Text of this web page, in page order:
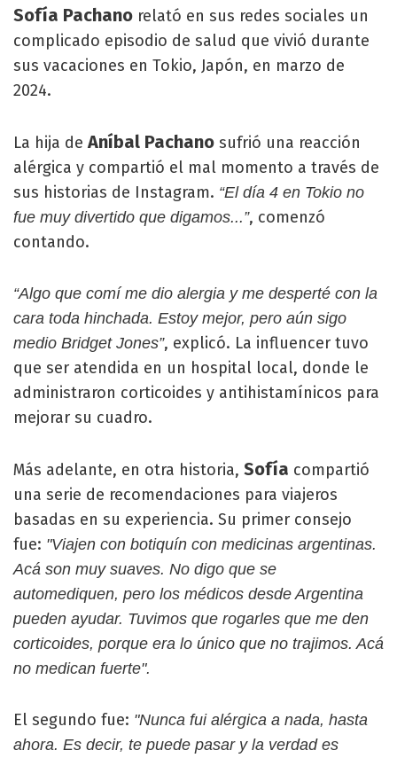
Sofía Pachano relató en sus redes sociales un
complicado episodio de salud que vivió durante
sus vacaciones en Tokio, Japón, en marzo de
2024.
La hija deAníbal Pachano sufrió una reacción
alérgica y compartió el mal momento a través de
sus historias de Instagram. “El día 4 en Tokio no
fue muy divertido que digamos...”, comenzó
contando.
“Algo que comí me dio alergia y me desperté con la
cara toda hinchada. Estoy mejor, pero aún sigo
medio Bridget Jones”, explicó. La influencer tuvo
que ser atendida en un hospital local, donde le
administraron corticoides y antihistamínicos para
mejorar su cuadro.
Más adelante, en otra historia, Sofía compartió
una serie de recomendaciones para viajeros
basadas en su experiencia. Su primer consejo
fue: "Viajen con botiquín con medicinas argentinas.
Acá son muy suaves. No digo que se
automediquen, pero los médicos desde Argentina
pueden ayudar. Tuvimos que rogarles que me den
corticoides, porque era lo único que no trajimos. Acá
no medican fuerte".
El segundo fue: "Nunca fui alérgica a nada, hasta
ahora. Es decir, te puede pasar y la verdad es